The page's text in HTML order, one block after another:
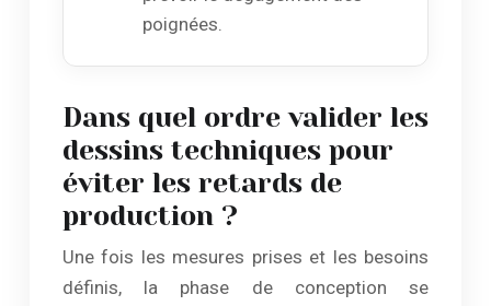
poignées.
Dans quel ordre valider les
dessins techniques pour
éviter les retards de
production ?
Une fois les mesures prises et les besoins
définis, la phase de conception se